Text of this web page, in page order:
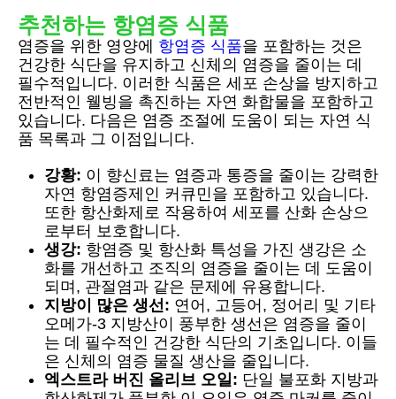
추천하는 항염증 식품
염증을 위한 영양에 항염증 식품을 포함하는 것은
건강한 식단을 유지하고 신체의 염증을 줄이는 데
필수적입니다. 이러한 식품은 세포 손상을 방지하고
전반적인 웰빙을 촉진하는 자연 화합물을 포함하고
있습니다. 다음은 염증 조절에 도움이 되는 자연 식
품 목록과 그 이점입니다.
강황: 이 향신료는 염증과 통증을 줄이는 강력한
자연 항염증제인 커큐민을 포함하고 있습니다.
또한 항산화제로 작용하여 세포를 산화 손상으
로부터 보호합니다.
생강: 항염증 및 항산화 특성을 가진 생강은 소
화를 개선하고 조직의 염증을 줄이는 데 도움이
되며, 관절염과 같은 문제에 유용합니다.
지방이 많은 생선: 연어, 고등어, 정어리 및 기타
오메가-3 지방산이 풍부한 생선은 염증을 줄이
는 데 필수적인 건강한 식단의 기초입니다. 이들
은 신체의 염증 물질 생산을 줄입니다.
엑스트라 버진 올리브 오일: 단일 불포화 지방과